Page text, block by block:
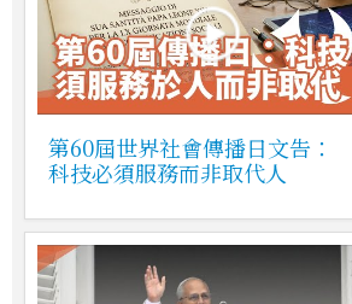
第60屆世界社會傳播日文告：
科技必須服務而非取代人